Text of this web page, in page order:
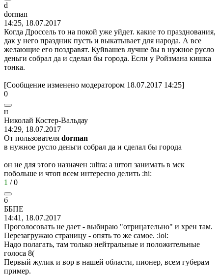
d
dorman
14:25, 18.07.2017
Когда Дроссель то на покой уже уйдет. какие то празднования,
дак у него праздник пусть и выкатывает для народа. А все
желающие его поздравят. Куйвашев лучше бы в нужное русло
деньги собрал да и сделал бы города. Если у Ройзмана кишка
тонка.
[Сообщение изменено модератором 18.07.2017 14:25]
0
н
Николай Костер-Вальдау
14:29, 18.07.2017
От пользователя dorman
в нужное русло деньги собрал да и сделал бы города
он не для этого назначен :ultra: а штоп занимать в мск
побольше и чтоп всем интересно делить :hi:
1 /0
б
ББПЕ
14:41, 18.07.2017
Проголосовать не дает - выбираю "отрицательно" и хрен там.
Перезагружаю страницу - опять то же самое. :lol:
Надо полагать, там только нейтральные и положительные
голоса 8(
Первый жулик и вор в нашей области, пионер, всем губерам
пример.